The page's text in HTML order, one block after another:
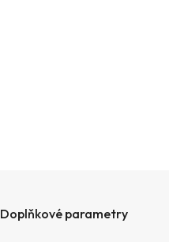
Doplňkové parametry